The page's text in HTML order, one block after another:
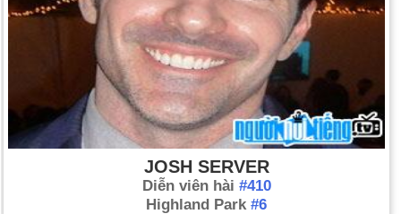
JOSH SERVER
Diễn viên hài #410
Highland Park #6